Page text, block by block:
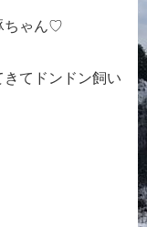
ちゃん♡
てドンドン飼い